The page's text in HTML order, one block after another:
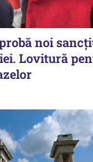
noi
Lovitură